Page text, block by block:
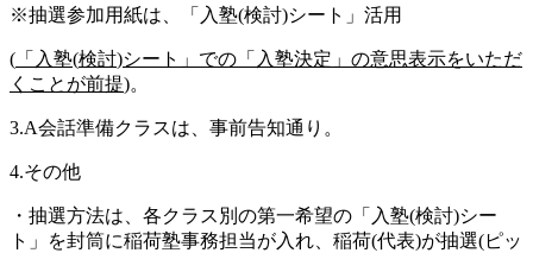
※抽選参加用紙は、「入塾(検討)シート」活用
( 「入塾(検討)シート」での「入塾決定」の意思表示をいただ
くことが前提)。
3.A会話準備クラスは、事前告知通り。
4.その他
・抽選方法は、各クラス別の第一希望の「入塾(検討)シー
ト」を封筒に稲荷塾事務担当が入れ、稲荷(代表)が抽選(ピッ